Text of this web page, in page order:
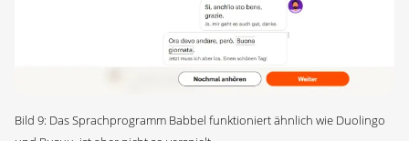
Bild 9: Das Sprachprogramm Babbel funktioniert ähnlich wie Duolingo